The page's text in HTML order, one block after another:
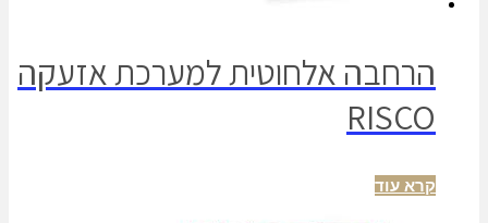
הרחבה אלחוטית למערכת אזעקה
RISCO
קרא עוד